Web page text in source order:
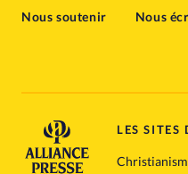
Nous soutenir Nous
LES SITES